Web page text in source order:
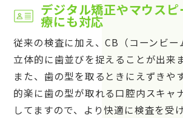
デジタル矯正やマウス
療にも対応
従来の検査に加え、CB（コーンビー
立体的に歯並びを捉えることが出来ま
また、歯の型を取るときにえずきや
的楽に歯の型が取れる口腔内スキャ
してますので、より快適に検査を受